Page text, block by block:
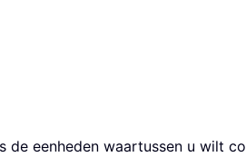
de eenheden waartussen u wilt